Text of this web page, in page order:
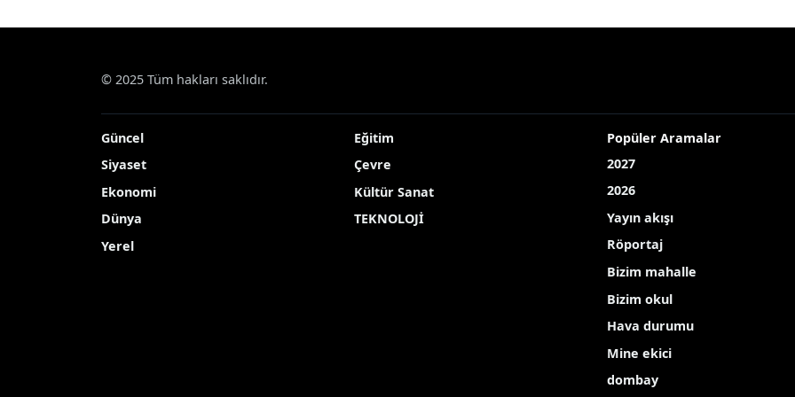
Haberler Çevre Aydın’ın beyaz altını pamukta sezon hazırlıkları sürüyor
Aydın’ın beyaz altını pamukta sezon
durumu incelendi